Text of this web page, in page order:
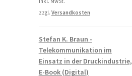
zzgl. Versandkosten
Stefan K. Braun -
Telekommunikation im
Einsatz in der Druckindustrie,
E-Book (Digital)